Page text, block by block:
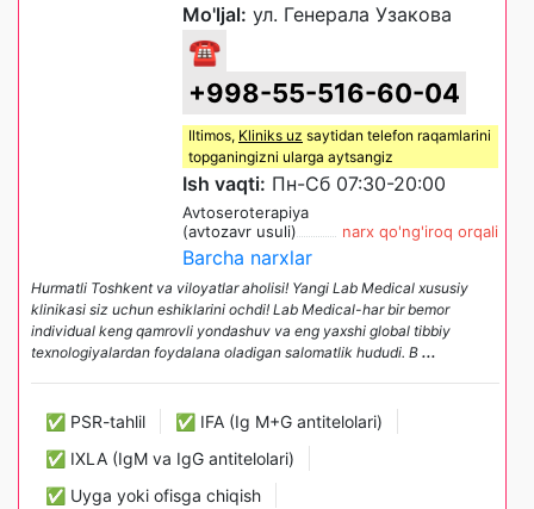
Mo'ljal: ул. Генерала Узакова
☎
+998-55-516-60-04
Iltimos, Kliniks uz saytidan telefon raqamlarini
topganingizni ularga aytsangiz
Ish vaqti: Пн-Сб 07:30-20:00
Avtoseroterapiya
(avtozavr usuli)
narx qo'ng'iroq orqali
Barcha narxlar
Hurmatli Toshkent va viloyatlar aholisi! Yangi Lab Medical xususiy
klinikasi siz uchun eshiklarini ochdi! Lab Medical-har bir bemor
individual keng qamrovli yondashuv va eng yaxshi global tibbiy
texnologiyalardan foydalana oladigan salomatlik hududi. B ...
✅ PSR-tahlil
✅ IFA (Ig M+G antitelolari)
✅ IXLA (IgM va IgG antitelolari)
✅ Uyga yoki ofisga chiqish